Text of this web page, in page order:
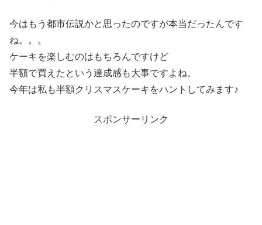
今はもう都市伝説かと思ったのですが本当だったんです
ね。。。
ケーキを楽しむのはもちろんですけど
半額で買えたという達成感も大事ですよね。
今年は私も半額クリスマスケーキをハントしてみます♪
スポンサーリンク